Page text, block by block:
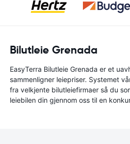
Bilutleie Grenada
EasyTerra Bilutleie Grenada er et
sammenligner leiepriser. Systemet
fra velkjente bilutleiefirmaer så du
leiebilen din gjennom oss til en